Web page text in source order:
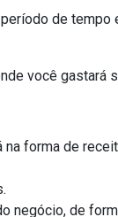
de tempo
você gastará
na forma de
negócio, de